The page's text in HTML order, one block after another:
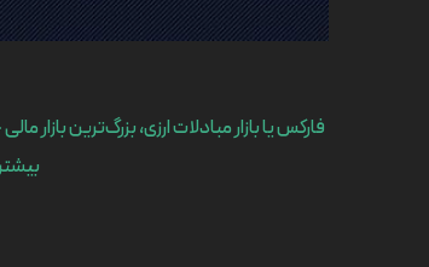
فارکس یا بازار مبادلات ارزی، بزرگ‌ترین